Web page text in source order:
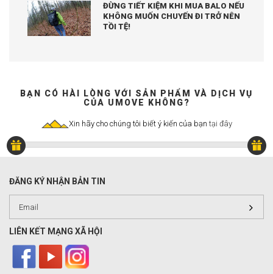
ĐỪNG TIẾT KIỆM KHI MUA BALO NẾU
KHÔNG MUỐN CHUYẾN ĐI TRỞ NÊN
TỒI TỆ!
BẠN CÓ HÀI LÒNG VỚI SẢN PHẨM VÀ DỊCH VỤ
CỦA UMOVE KHÔNG?
Xin hãy cho chúng tôi biết ý kiến của bạn tại đây
ĐĂNG KÝ NHẬN BẢN TIN
LIÊN KẾT MẠNG XÃ HỘI